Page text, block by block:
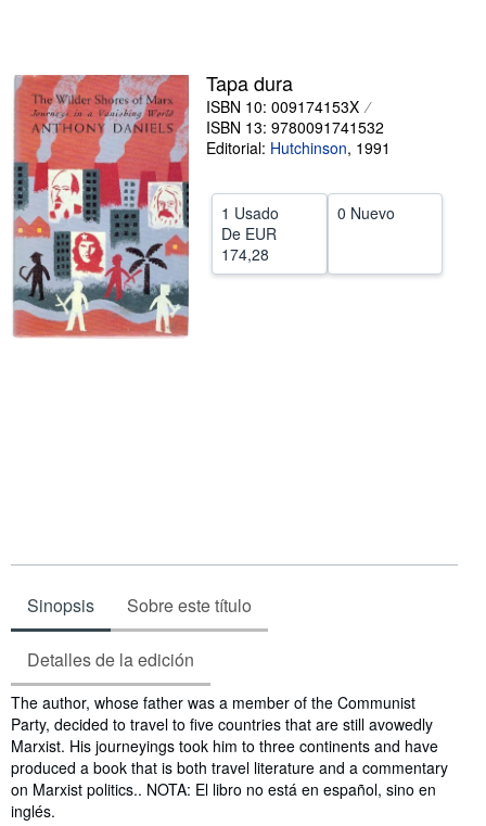
Comenzar a vender
Ayuda
CERRAR
Tapa dura
ISBN 10: 009174153X
ISBN 13: 9780091741532
Editorial: Hutchinson, 1991
1 Usado
De EUR
174,28
0 Nuevo
Sinopsis Sobre este título
Detalles de la edición
Sinopsis
The author, whose father was a member of the Communist
Party, decided to travel to five countries that are still avowedly
Marxist. His journeyings took him to three continents and have
produced a book that is both travel literature and a commentary
on Marxist politics.. NOTA: El libro no está en español, sino en
inglés.